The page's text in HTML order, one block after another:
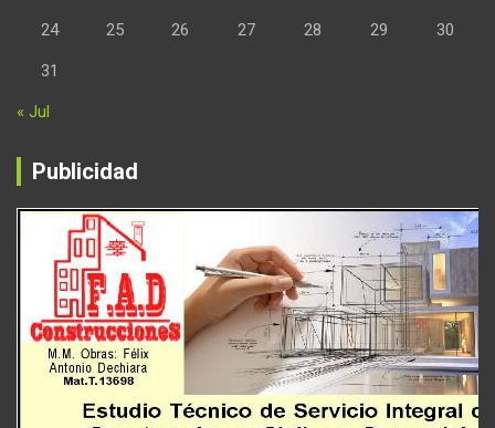
24 25 26 27 28 29 30
31
« Jul
Publicidad